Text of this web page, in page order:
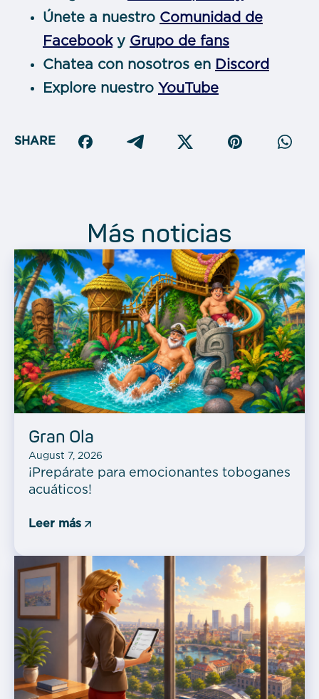
Únete a nuestro Comunidad de
Facebooky Grupo de fans
Chatea con nosotros en Discord
Explore nuestro YouTube
SHARE
Más noticias
Gran Ola
August 7, 2026
¡Prepárate para emocionantes toboganes
acuáticos!
Leer más